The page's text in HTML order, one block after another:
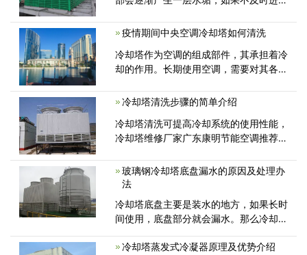
一些影响，如何清洗闭式冷却塔水垢呢?
呢，具体清除水垢的方法有哪些呢？
疫情期间中央空调冷却塔如何清洗
冷却塔作为空调的组成部件，其承担着冷
却的作用。长期使用空调，需要对其各部
不例外。如果长期不对冷却塔进行维护与
力降低，运行噪音增大等等...
冷却塔清洗步骤的简单介绍
冷却塔清洗可提高冷却系统的使用性能，
冷却塔维修厂家广东康明节能空调推荐起
步骤有那些呢？今日就对冷却塔清洗步骤
的做一个简单的介绍...
玻璃钢冷却塔底盘漏水的原因及处理办
法
冷却塔底盘主要是装水的地方，如果长时
间使用，底盘部分就会漏水。那么冷却塔
办法可以解决?1.冷却塔底盘经过长时间
冷却塔蒸发式冷凝器原理及优势介绍